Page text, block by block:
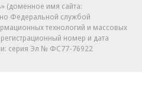
(доменное имя сайта:
Федеральной службой
технологий и массовых
номер и дата
серия Эл № ФС77-76922